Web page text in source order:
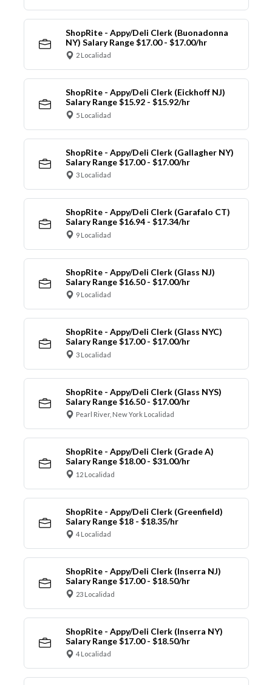
ShopRite - Appy/Deli Clerk (Buonadonna
NY) Salary Range $17.00 - $17.00/hr
2 Localidad
ShopRite - Appy/Deli Clerk (Eickhoff NJ)
Salary Range $15.92 - $15.92/hr
5 Localidad
ShopRite - Appy/Deli Clerk (Gallagher NY)
Salary Range $17.00 - $17.00/hr
3 Localidad
ShopRite - Appy/Deli Clerk (Garafalo CT)
Salary Range $16.94 - $17.34/hr
9 Localidad
ShopRite - Appy/Deli Clerk (Glass NJ)
Salary Range $16.50 - $17.00/hr
9 Localidad
ShopRite - Appy/Deli Clerk (Glass NYC)
Salary Range $17.00 - $17.00/hr
3 Localidad
ShopRite - Appy/Deli Clerk (Glass NYS)
Salary Range $16.50 - $17.00/hr
Pearl River, New York Localidad
ShopRite - Appy/Deli Clerk (Grade A)
Salary Range $18.00 - $31.00/hr
12 Localidad
ShopRite - Appy/Deli Clerk (Greenfield)
Salary Range $18 - $18.35/hr
4 Localidad
ShopRite - Appy/Deli Clerk (Inserra NJ)
Salary Range $17.00 - $18.50/hr
23 Localidad
ShopRite - Appy/Deli Clerk (Inserra NY)
Salary Range $17.00 - $18.50/hr
4 Localidad